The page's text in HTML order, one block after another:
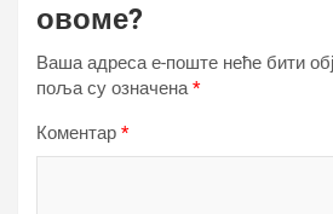
овоме?
Ваша адреса е-поште неће бити
поља су означена*
Коментар *